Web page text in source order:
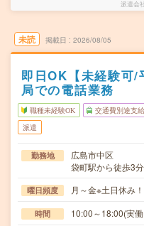
派遣会社
未読 掲載日 2026/08/05
即日OK【未経験可/
局での電話業務
職種未経験OK 交通費別途支
派遣
勤務地
広島市中区
袋町駅から徒歩3
曜日頻度 月～金※土日休み！
時間 10:00～18:00(実